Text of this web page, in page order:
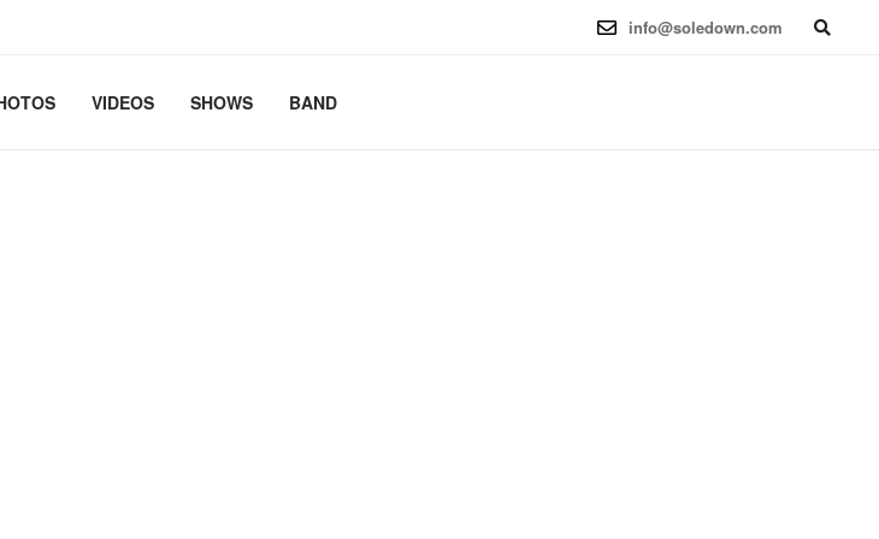
#1 SMP PREEMPT_DYNAMIC Debian 6.12.41-1 (2025-08-12) x86_64info@soledown.com
VIDEOS SHOWS BAND